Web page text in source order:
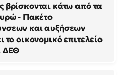
βρίσκονται κάτω από τα
- Πακέτο
και αυξήσεων
το οικονομικό επιτελείο
ΔΕΘ